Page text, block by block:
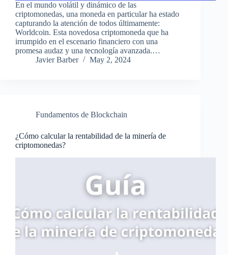
En el mundo volátil y dinámico de las
criptomonedas, una moneda en particular ha estado
capturando la atención de todos últimamente:
Worldcoin. Esta novedosa criptomoneda que ha
irrumpido en el escenario financiero con una
promesa audaz y una tecnología avanzada.…
Javier Barber
May 2, 2024
Fundamentos de Blockchain
¿Cómo calcular la rentabilidad de la minería de
criptomonedas?